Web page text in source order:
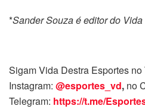
*Sander Souza é editor do
Sigam Vida Destra Esportes no
Instagram: @esportes_vd, no
Telegram: https://t.me/